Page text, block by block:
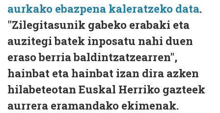
aurkako ebazpena kaleratzeko data.
"Zilegitasunik gabeko erabaki eta
auzitegi batek inposatu nahi duen
eraso berria baldintzatzearren",
hainbat eta hainbat izan dira azken
hilabeteotan Euskal Herriko gazteek
aurrera eramandako ekimenak.